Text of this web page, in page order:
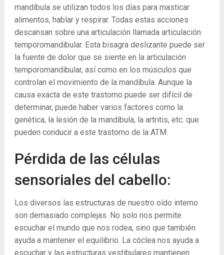
mandíbula se utilizan todos los días para masticar
alimentos, hablar y respirar. Todas estas acciones
descansan sobre una articulación llamada articulación
temporomandibular. Esta bisagra deslizante puede ser
la fuente de dolor que se siente en la articulación
temporomandibular, así como en los músculos que
controlan el movimiento de la mandíbula. Aunque la
causa exacta de este trastorno puede ser difícil de
determinar, puede haber varios factores como la
genética, la lesión de la mandíbula, la artritis, etc. que
pueden conducir a este trastorno de la ATM.
Pérdida de las células
sensoriales del cabello:
Los diversos las estructuras de nuestro oído interno
son demasiado complejas. No solo nos permite
escuchar el mundo que nos rodea, sino que también
ayuda a mantener el equilibrio. La cóclea nos ayuda a
escuchar y las estructuras vestibulares mantienen